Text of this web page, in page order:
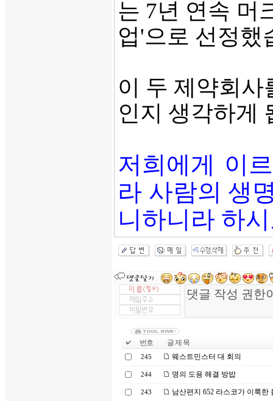
는 7년 연속 머
업'으로 선정
이 두 제약회
인지 생각하게
저희에게 이
라 사람의 생
니하니라 하
번호 글 제 목
245 웨스트민스터 대 회의
244 명의 도용 해결 방밥
243 남산편지 652 라스코가 이룩한